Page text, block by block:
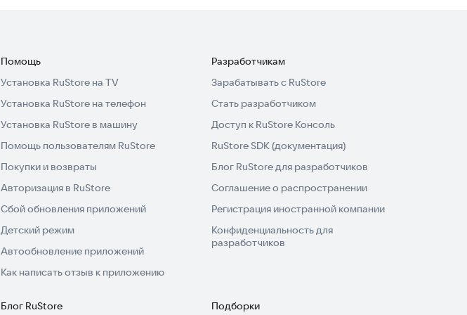
Помощь
Установка RuStore на TV
Установка RuStore на телефон
Установка RuStore в машину
Помощь пользователям RuStore
Покупки и возвраты
Авторизация в RuStore
Сбой обновления приложений
Детский режим
Автообновление приложений
Как написать отзыв к приложению
Разработчикам
Зарабатывать с RuStore
Стать разработчиком
Доступ к RuStore Консоль
RuStore SDK (документация)
Блог RuStore для разработчиков
Соглашение о распространении
Регистрация иностранной компании
Конфиденциальность для
разработчиков
Блог RuStore Подборки